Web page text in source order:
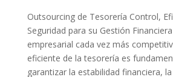
Outsourcing de Tesorería Control,
Seguridad para su Gestión
empresarial cada vez más
eficiente de la tesorería es
garantizar la estabilidad financiera,